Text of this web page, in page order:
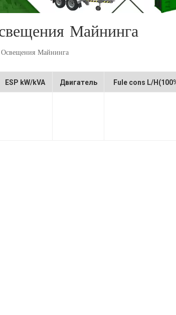
Майнинга
Освещения Майнинга
ESP kW/kVA Двигатель Fule cons L/